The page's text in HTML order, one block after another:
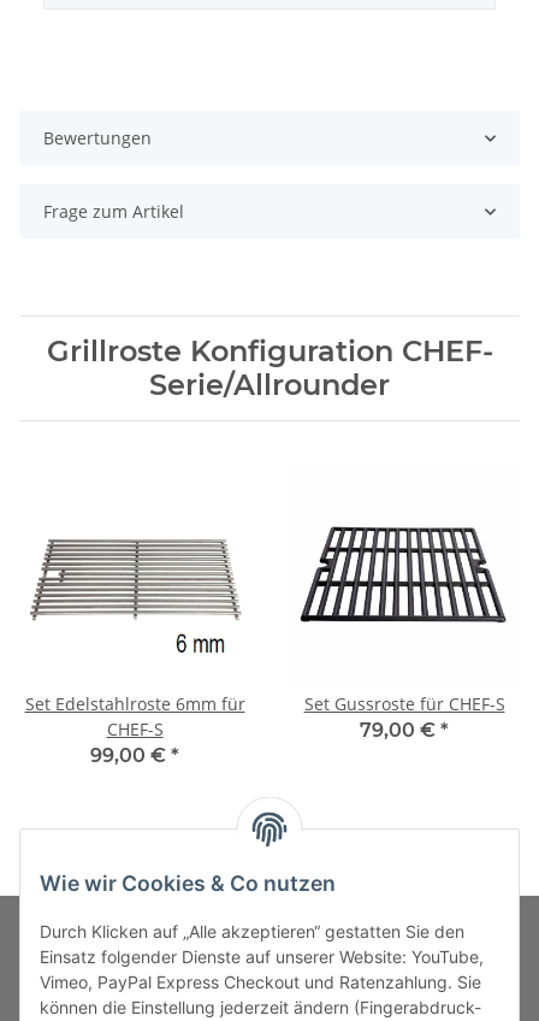
Bewertungen
Frage zum Artikel
Grillroste Konfiguration CHEF-
Serie/Allrounder
Set Edelstahlroste 6mm für
CHEF-S
99,00 € *
Set Gussroste für CHEF-S
79,00 € *
MARKENWELT
Wie wir Cookies & Co nutzen
Durch Klicken auf „Alle akzeptieren“ gestatten Sie den
Einsatz folgender Dienste auf unserer Website: YouTube,
Vimeo, PayPal Express Checkout und Ratenzahlung. Sie
können die Einstellung jederzeit ändern (Fingerabdruck-